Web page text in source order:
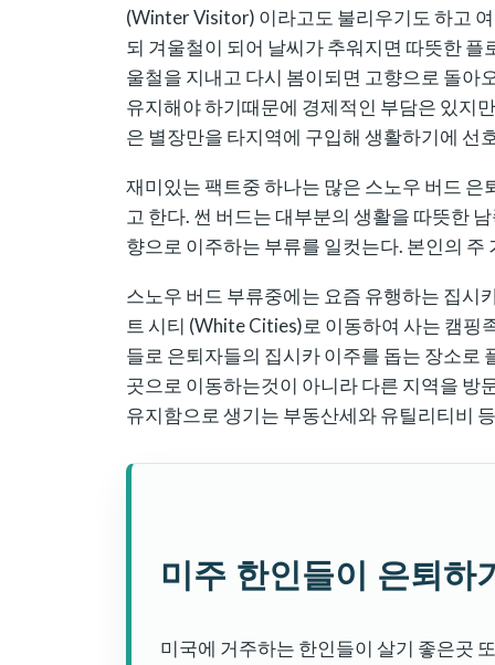
(Winter Visitor) 이라고도 불리우기도 하고
되 겨울철이 되어 날씨가 추워지면 따뜻한
울철을 지내고 다시 봄이되면 고향으로 돌아
유지해야 하기때문에 경제적인 부담은 있지
은 별장만을 타지역에 구입해 생활하기에 선
재미있는 팩트중 하나는 많은 스노우 버드
고 한다. 썬 버드는 대부분의 생활을 따뜻한
향으로 이주하는 부류를 일컷는다. 본인의
스노우 버드 부류중에는 요즘 유행하는 집시
트 시티 (White Cities)로 이동하여 사는 캠핑
들로 은퇴자들의 집시카 이주를 돕는 장소로
곳으로 이동하는것이 아니라 다른 지역을 방
유지함으로 생기는 부동산세와 유틸리티비
미주 한인들이 은퇴하
미국에 거주하는 한인들이 살기 좋은곳